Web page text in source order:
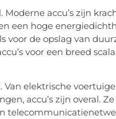
accu’s zijn
een hoge
voor de opslag van
voor een breed
Van elektrische
accu’s zijn overal.